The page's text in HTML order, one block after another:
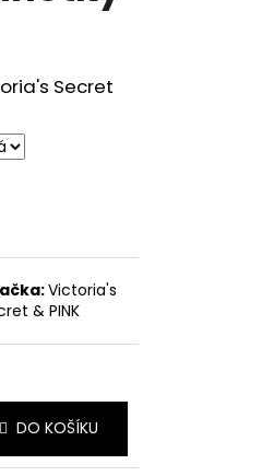
Secret
Victoria's
& PINK
DO KOŠÍKU